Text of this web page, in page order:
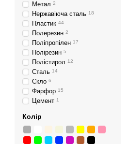
Метал 2
Нержавіюча сталь 18
Пластик 44
Полерезин 2
Поліпропілен 17
Полірезин 5
Полістирол 12
Сталь 14
Скло 6
Фарфор 15
Цемент 1
Колір